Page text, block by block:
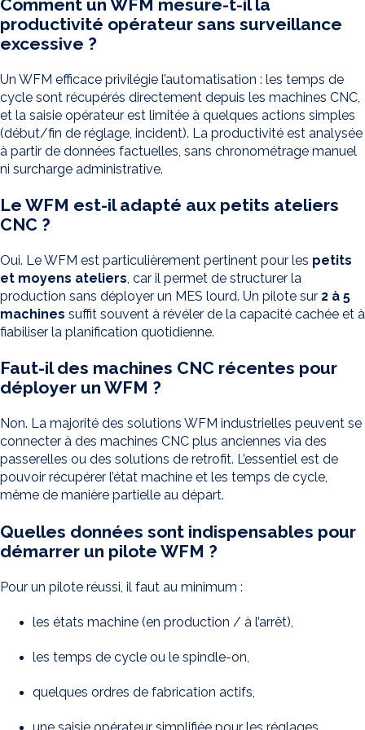
Comment un WFM mesure-t-il la
productivité opérateur sans surveillance
excessive ?
Un WFM efficace privilégie l’automatisation : les temps de
cycle sont récupérés directement depuis les machines CNC,
et la saisie opérateur est limitée à quelques actions simples
(début/fin de réglage, incident). La productivité est analysée
à partir de données factuelles, sans chronométrage manuel
ni surcharge administrative.
Le WFM est-il adapté aux petits ateliers
CNC ?
Oui. Le WFM est particulièrement pertinent pour les petits
et moyens ateliers, car il permet de structurer la
production sans déployer un MES lourd. Un pilote sur 2 à 5
machines suffit souvent à révéler de la capacité cachée et à
fiabiliser la planification quotidienne.
Faut-il des machines CNC récentes pour
déployer un WFM ?
Non. La majorité des solutions WFM industrielles peuvent se
connecter à des machines CNC plus anciennes via des
passerelles ou des solutions de retrofit. L’essentiel est de
pouvoir récupérer l’état machine et les temps de cycle,
même de manière partielle au départ.
Quelles données sont indispensables pour
démarrer un pilote WFM ?
Pour un pilote réussi, il faut au minimum :
les états machine (en production / à l’arrêt),
les temps de cycle ou le spindle-on,
quelques ordres de fabrication actifs,